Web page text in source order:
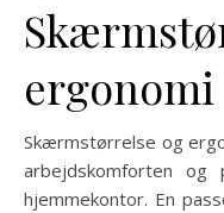
ergonomi
Skærmstørrelse og
arbejdskomforten og
hjemmekontor. En